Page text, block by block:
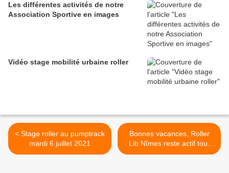
Les différentes activités de notre
Association Sportive en images
Vidéo stage mobilité urbaine roller
< Stage roller au pumptrack
mardi 6 juillet 2021
Bonnes vacances, Roller
Lib Nîmes reste actif tout
l'été >